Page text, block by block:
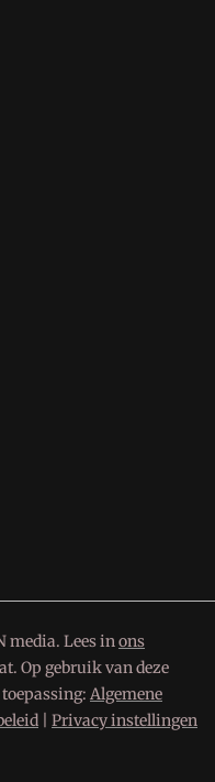
media. Lees inons
Op gebruik van deze
Algemene
Privacy instellingen